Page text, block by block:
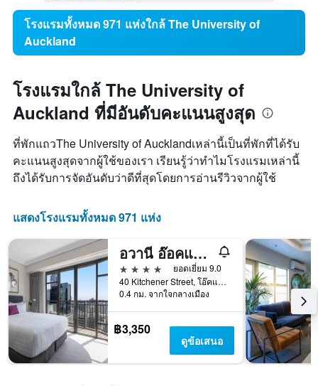
โรงแรมทั้งหมด 971 แห่งใกล้ The University of
Auckland
โรงแรมใกล้ The University of
Auckland ที่มีอันดับคะแนนสูงสุด
ที่พักแถวThe University of Aucklandเหล่านี้เป็นที่พักที่ได้รับ
คะแนนสูงสุดจากผู้ใช้ของเรา เรียนรู้ว่าทำไมโรงแรมเหล่านี้
ถึงได้รับการจัดอันดับว่าดีที่สุดโดยการอ่านรีวิวจากผู้ใช้
แสดงโรงแรมทั้งหมด 971 แห่ง
อวานี อ๊อคแลนด์ เมโทรโปลิส เรสซิเด้นซ์
4 ดาว
ยอดเยี่ยม 9.0
40 Kitchener Street, โอ๊คแลนด์, นิวซีแลนด์
0.4 กม. จากใจกลางเมือง
฿3,350
ดูข้อเสนอ